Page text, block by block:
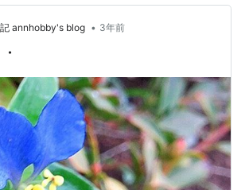
が…フローリングワイパーを使うのがも
能的には全然困っていませんでした。
のアルミとプラスチックの…
annhobby's blog • 3年前